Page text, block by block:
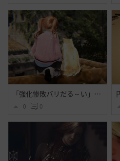
「強化惨敗バリだる～い」「・・・」
0 0